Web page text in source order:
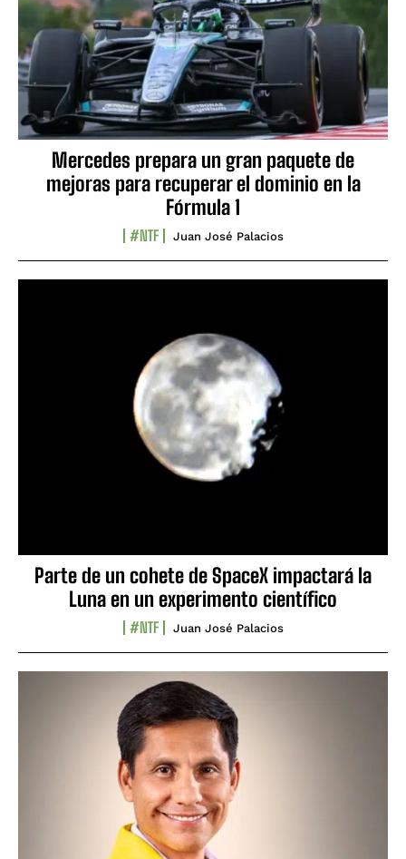
Mercedes prepara un gran paquete de
mejoras para recuperar el dominio en la
Fórmula 1
#NTF Juan José Palacios
Parte de un cohete de SpaceX impactará la
Luna en un experimento científico
#NTF Juan José Palacios